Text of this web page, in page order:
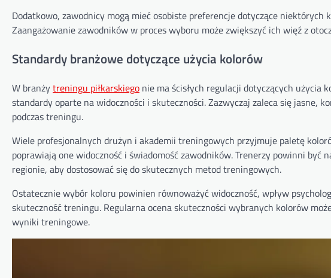
Dodatkowo, zawodnicy mogą mieć osobiste preferencje dotyczące
Zaangażowanie zawodników w proces wyboru może zwiększyć ich więź z
Standardy branżowe dotyczące użycia kolorów
W branżytreningu piłkarskiego nie ma ścisłych regulacji dotyczących użycia
standardy oparte na widoczności i skuteczności. Zazwyczaj zaleca się jasne,
podczas treningu.
Wiele profesjonalnych drużyn i akademii treningowych przyjmuje paletę
poprawiają one widoczność i świadomość zawodników. Trenerzy powinni
regionie, aby dostosować się do skutecznych metod treningowych.
Ostatecznie wybór koloru powinien równoważyć widoczność, wpływ
skuteczność treningu. Regularna ocena skuteczności wybranych kolorów
wyniki treningowe.